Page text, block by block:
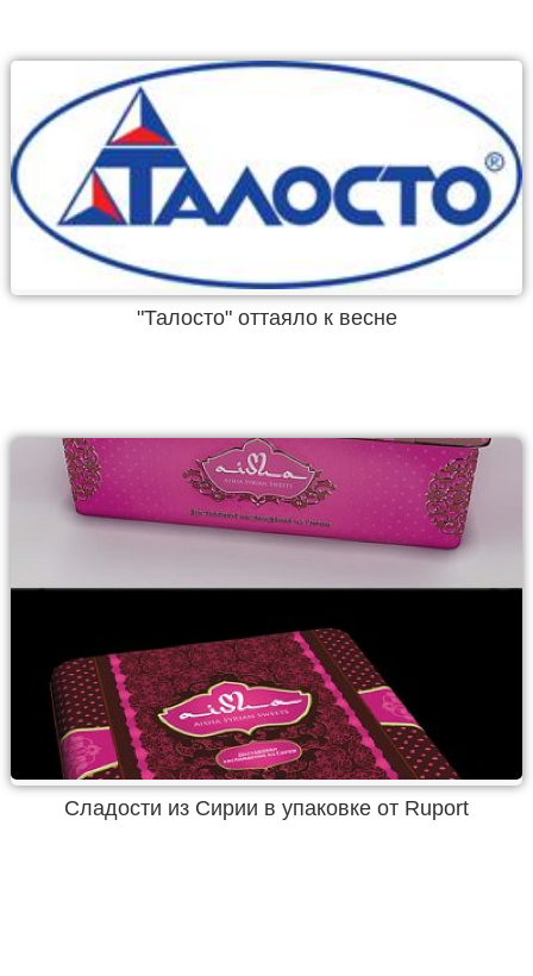
"Талосто" оттаяло к весне
Сладости из Сирии в упаковке от Ruport